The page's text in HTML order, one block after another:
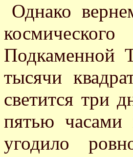
Однако
Подкаменной
тысячи
светится три
пятью
угодило